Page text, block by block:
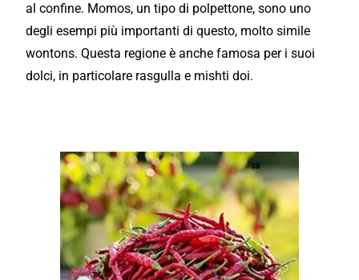
al confine. Momos, un tipo di polpettone, sono uno
degli esempi più importanti di questo, molto simile
wontons. Questa regione è anche famosa per i suoi
dolci, in particolare rasgulla e mishti doi.